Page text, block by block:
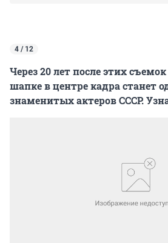
4 / 12
Через 20 лет после этих
шапке в центре кадра станет
знаменитых актеров СССР.